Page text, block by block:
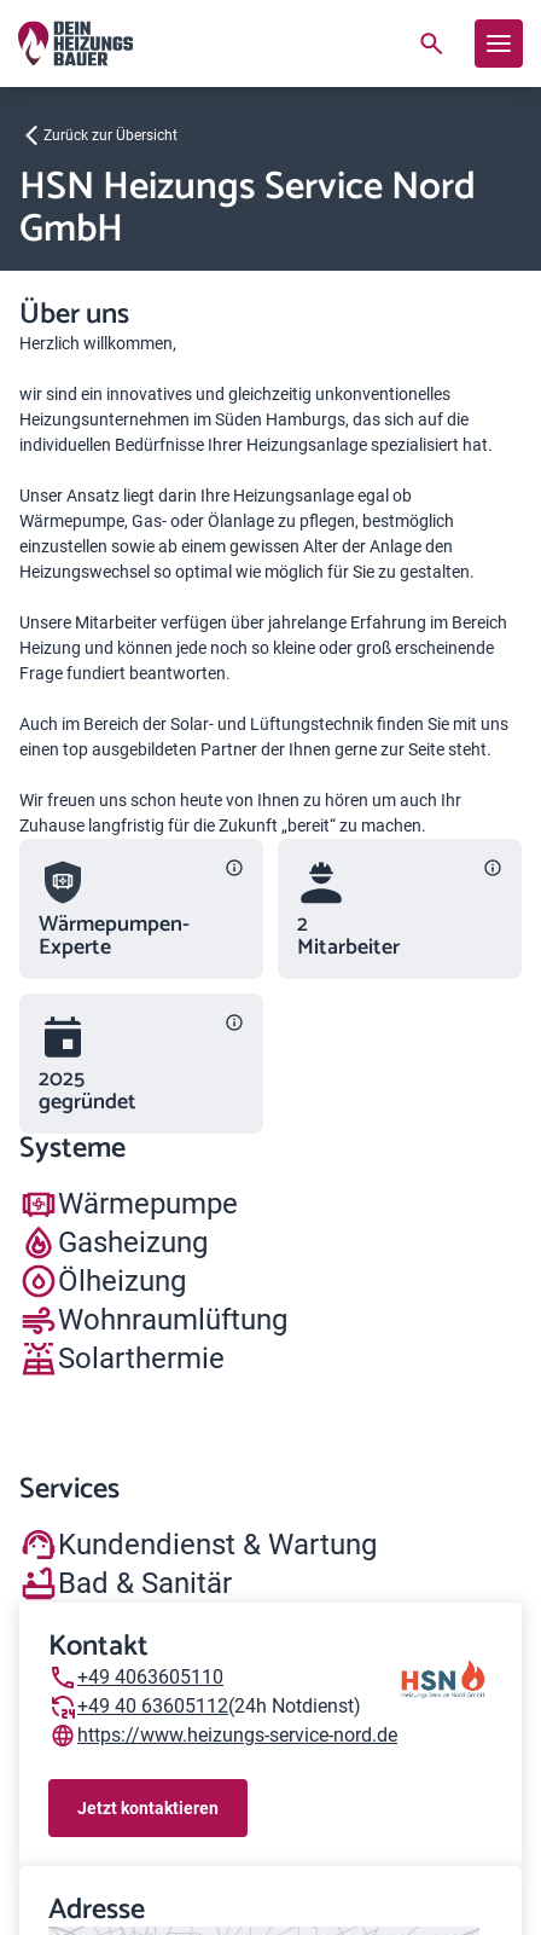
Zurück zur Übersicht
HSN Heizungs Service Nord
GmbH
Über uns
Herzlich willkommen,
wir sind ein innovatives und gleichzeitig unkonventionelles
Heizungsunternehmen im Süden Hamburgs, das sich auf die
individuellen Bedürfnisse Ihrer Heizungsanlage spezialisiert hat.
Unser Ansatz liegt darin Ihre Heizungsanlage egal ob
Wärmepumpe, Gas- oder Ölanlage zu pflegen, bestmöglich
einzustellen sowie ab einem gewissen Alter der Anlage den
Heizungswechsel so optimal wie möglich für Sie zu gestalten.
Unsere Mitarbeiter verfügen über jahrelange Erfahrung im Bereich
Heizung und können jede noch so kleine oder groß erscheinende
Frage fundiert beantworten.
Auch im Bereich der Solar- und Lüftungstechnik finden Sie mit uns
einen top ausgebildeten Partner der Ihnen gerne zur Seite steht.
Wir freuen uns schon heute von Ihnen zu hören um auch Ihr
Zuhause langfristig für die Zukunft „bereit“ zu machen.
Wärmepumpen-
Experte
2
Mitarbeiter
2025
gegründet
Systeme
Wärmepumpe
Gasheizung
Ölheizung
Wohnraumlüftung
Solarthermie
Services
Kundendienst & Wartung
Bad & Sanitär
Kontakt
+49 4063605110
+49 40 63605112(24h Notdienst)
https://www.heizungs-service-nord.de
Jetzt kontaktieren
Adresse